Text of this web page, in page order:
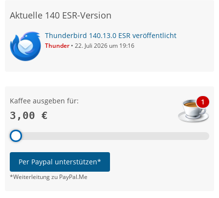
Aktuelle 140 ESR-Version
Thunderbird 140.13.0 ESR veröffentlicht
Thunder 22. Juli 2026 um 19:16
Kaffee ausgeben für:
3,00 €
1
Per Paypal unterstützen*
*Weiterleitung zu PayPal.Me